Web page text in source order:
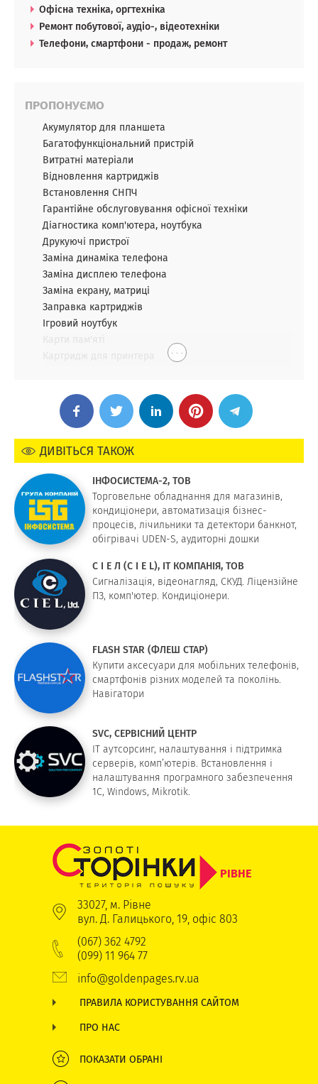
Офісна техніка, оргтехніка
Ремонт побутової, аудіо-, відеотехніки
Телефони, смартфони - продаж, ремонт
ПРОПОНУЄМО
Акумулятор для планшета
Багатофункціональний пристрій
Витратні матеріали
Відновлення картриджів
Встановлення СНПЧ
Гарантійне обслуговування офісної техніки
Діагностика комп'ютера, ноутбука
Друкуючі пристрої
Заміна динаміка телефона
Заміна дисплею телефона
Заміна екрану, матриці
Заправка картриджів
Ігровий ноутбук
. . .
ДИВІТЬСЯ ТАКОЖ
ІНФОСИСТЕМА-2, ТОВ
Торговельне обладнання для магазинів,
кондиціонери, автоматизація бізнес-
процесів, лічильники та детектори банкнот,
обігрівачі UDEN-S, аудиторні дошки
С І Е Л (C I E L), IT КОМПАНІЯ, ТОВ
Сигналізація, відеонагляд, СКУД. Ліцензійне
ПЗ, комп'ютер. Кондиціонери.
FLASH STAR (ФЛЕШ СТАР)
Купити аксесуари для мобільних телефонів,
смартфонів різних моделей та поколінь.
Навігатори
SVC, СЕРВІСНИЙ ЦЕНТР
ІТ аутсорсинг, налаштування і підтримка
серверів, комп’ютерів. Встановлення і
налаштування програмного забезпечення
1С, Windows, Mikrotik.
РІВНЕ
33027, м. Рівне
вул. Д. Галицького, 19, офіс 803
(067) 362 4792
(099) 11 964 77
info@goldenpages.rv.ua
ПРАВИЛА КОРИСТУВАННЯ САЙТОМ
ПРО НАС
ПОКАЗАТИ ОБРАНІ